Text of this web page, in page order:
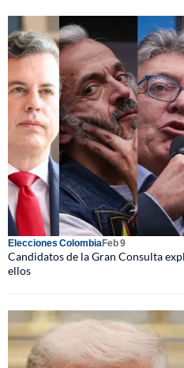
Elecciones ColombiaFeb 9
Candidatos de la Gran Consulta
ellos